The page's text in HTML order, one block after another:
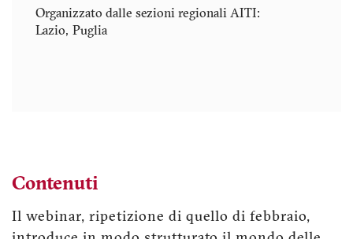
Organizzato dalle sezioni regionali AITI:
Lazio
Puglia
Contenuti
Il webinar, ripetizione di quello di febbraio,